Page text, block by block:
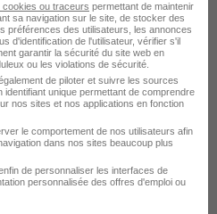
sur 1
chezKorianou àFréjus
Fréjus Entreprise Fréjus
cookies ou traceurs permettant de maintenir
sa navigation sur le site, de stocker des
préférences des utilisateurs, les annonces
d'identification de l'utilisateur, vérifier s'il
garantir la sécurité du site web en
ou les violations de sécurité.
de piloter et suivre les sources
identifiant unique permettant de comprendre
nos sites et nos applications en fonction
le comportement de nos utilisateurs afin
dans nos sites beaucoup plus
de personnaliser les interfaces de
personnalisée des offres d'emploi ou